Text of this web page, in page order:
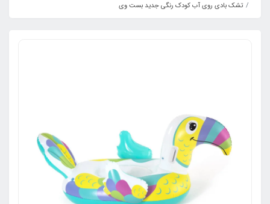
تشک بادی روی آب کودک رنگی جدید بست وی